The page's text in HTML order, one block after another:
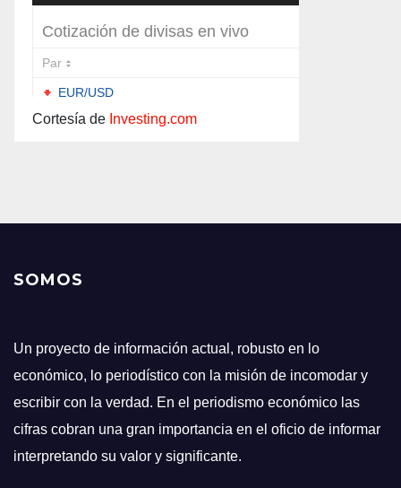
Cortesía de Investing.com
SOMOS
Un proyecto de información actual, robusto en lo
económico, lo periodístico con la misión de incomodar y
escribir con la verdad. En el periodismo económico las
cifras cobran una gran importancia en el oficio de informar
interpretando su valor y significante.